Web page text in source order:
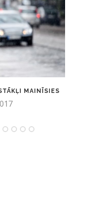
MAINĪSIES